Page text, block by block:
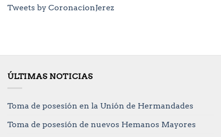
Tweets by CoronacionJerez
ÚLTIMAS NOTICIAS
Toma de posesión en la Unión de Hermandades
Toma de posesión de nuevos Hemanos Mayores